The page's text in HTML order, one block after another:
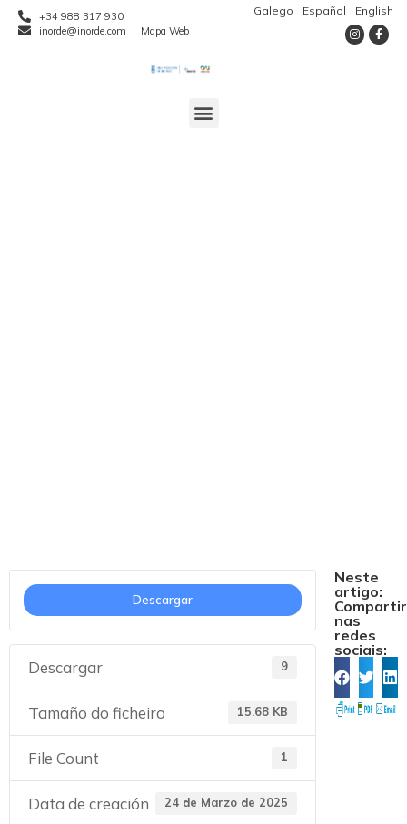
+34 988 317 930
inorde@inorde.com
Mapa Web
Galego Español English
Descargar
Descargar 9
Tamaño do ficheiro 15.68 KB
File Count 1
Data de creación 24 de Marzo de 2025
Neste
artigo:
Compartir
nas
redes
sociais: